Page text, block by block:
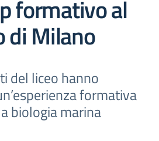
formativo al
di Milano
del liceo hanno
formativa
biologia marina